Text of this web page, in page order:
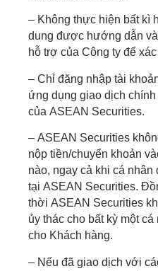
– Không thực hiện bất kì
dung được hướng dẫn
hỗ trợ của Công ty để
– Chỉ đăng nhập tài
ứng dụng giao dịch
của ASEAN Securities.
– ASEAN Securities
nộp tiền/chuyển khoản
nào, ngay cả khi cá nhân
tại ASEAN Securities.
thời ASEAN Securities
ủy thác cho bất kỳ một
cho Khách hàng.
– Nếu đã giao dịch với